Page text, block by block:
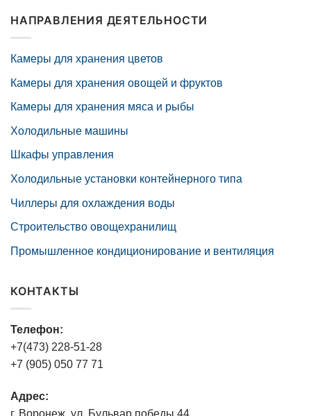
НАПРАВЛЕНИЯ ДЕЯТЕЛЬНОСТИ
Камеры для хранения цветов
Камеры для хранения овощей и фруктов
Камеры для хранения мяса и рыбы
Холодильные машины
Шкафы управления
Холодильные установки контейнерного типа
Чиллеры для охлаждения воды
Строительство овощехранилищ
Промышленное кондиционирование и вентиляция
КОНТАКТЫ
Телефон:
+7(473) 228-51-28
+7 (905) 050 77 71
Адрес:
г. Воронеж, ул. Бульвар победы 44